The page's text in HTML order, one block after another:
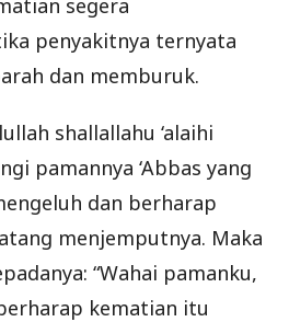
segera
penyakitnya ternyata
dan memburuk.
shallallahu ‘alaihi
pamannya ‘Abbas yang
dan berharap
menjemputnya. Maka
“Wahai pamanku,
kematian itu